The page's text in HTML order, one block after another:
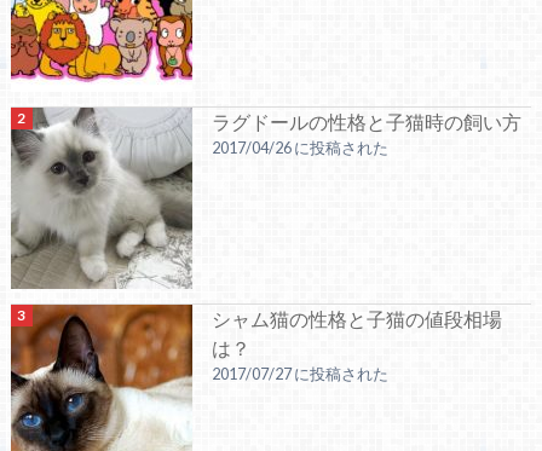
ラグドールの性格と子猫時の飼い方
2017/04/26 に投稿された
シャム猫の性格と子猫の値段相場
は？
2017/07/27 に投稿された